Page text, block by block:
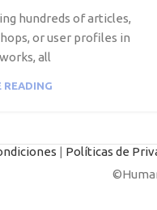
hundreds of articles,
or user profiles in
all
READING
| Políticas de